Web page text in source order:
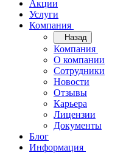
Акции
Услуги
Компания
Назад
Компания
О компании
Сотрудники
Новости
Отзывы
Карьера
Лицензии
Документы
Блог
Информация